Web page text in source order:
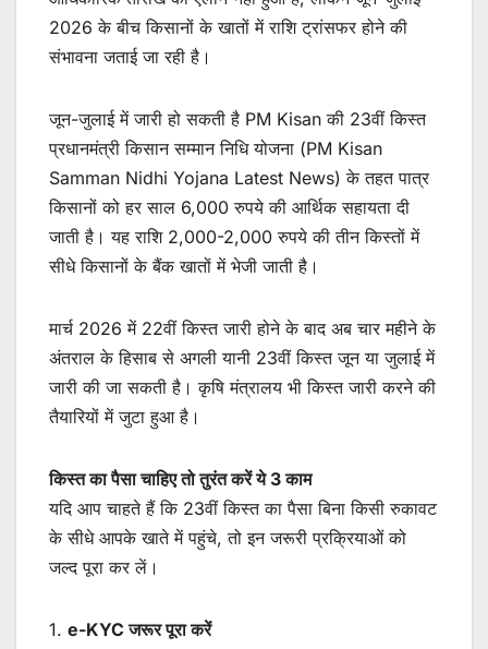
2026 के बीच किसानों के खातों में राशि ट्रांसफर होने की
संभावना जताई जा रही है।
जून-जुलाई में जारी हो सकती है PM Kisan की 23वीं किस्त
प्रधानमंत्री किसान सम्मान निधि योजना (PM Kisan
Samman Nidhi Yojana Latest News) के तहत पात्र
किसानों को हर साल 6,000 रुपये की आर्थिक सहायता दी
जाती है। यह राशि 2,000-2,000 रुपये की तीन किस्तों में
सीधे किसानों के बैंक खातों में भेजी जाती है।
मार्च 2026 में 22वीं किस्त जारी होने के बाद अब चार महीने के
अंतराल के हिसाब से अगली यानी 23वीं किस्त जून या जुलाई में
जारी की जा सकती है। कृषि मंत्रालय भी किस्त जारी करने की
तैयारियों में जुटा हुआ है।
किस्त का पैसा चाहिए तो तुरंत करें ये 3 काम
यदि आप चाहते हैं कि 23वीं किस्त का पैसा बिना किसी रुकावट
के सीधे आपके खाते में पहुंचे, तो इन जरूरी प्रक्रियाओं को
जल्द पूरा कर लें।
1. e-KYC जरूर पूरा करें